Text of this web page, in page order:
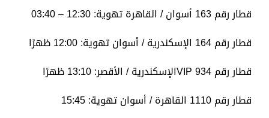
قطار رقم 163 أسوان / القاهرة تهوية: 12:30 – 03:40
قطار رقم 164 الإسكندرية / أسوان تهوية: 12:00 ظهرًا
قطار رقم 934 VIPالإسكندرية / الأقصر: 13:10 ظهرًا
قطار رقم 1110 القاهرة / أسوان تهوية: 15:45